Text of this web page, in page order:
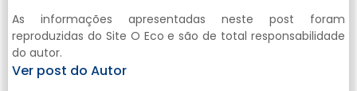
As informações apresentadas neste post foram
reproduzidas do Site O Eco e são de total responsabilidade
do autor.
Ver post do Autor